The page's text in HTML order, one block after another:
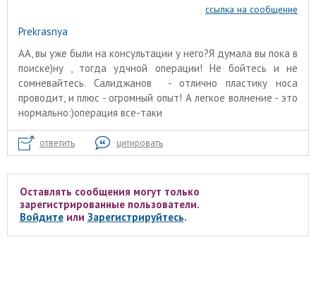
ссылка на сообщение
Prekrasnya
АА, вы уже были на консультации у него?Я думала вы пока в
поиске)ну , тогда удчной операции! Не бойтесь и не
сомневайтесь. Салиджанов - отлично пластику носа
проводит, и плюс - огромный опыт! А легкое волнение - это
нормально:)операция все-таки
ответить цитировать
Оставлять сообщения могут только
зарегистрированные пользователи.
Войдитеили Зарегистрируйтесь.